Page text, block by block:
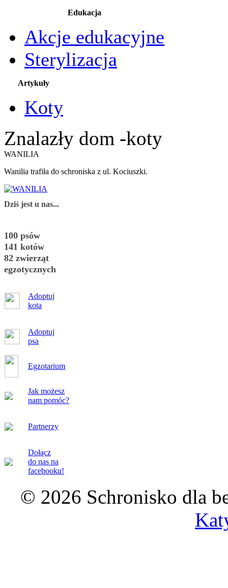
Edukacja
Akcje edukacyjne
Sterylizacja
Artykuły
Koty
Znalazły dom -koty
WANILIA
Wanilia trafiła do schroniska z ul. Kociuszki.
Dziś jest u nas...
100 psów
141 kotów
82 zwierząt
egzotycznych
Adoptuj
kota
Adoptuj
psa
Egzotarium
Jak możesz
nam pomóc?
Partnerzy
Dołącz
do nas na
facebooku!
© 2026 Schronisko dla